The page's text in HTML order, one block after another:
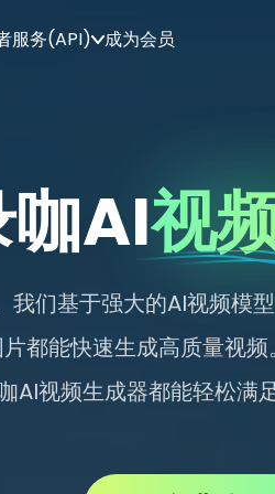
服务(API) 成为会员
AI视
我们基于强大的AI视频模
都能快速生成高质量视
AI视频生成器都能轻松满